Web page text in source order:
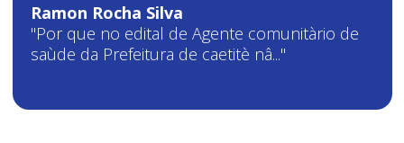
Ramon Rocha Silva
"Por que no edital de Agente comunitàrio de
saùde da Prefeitura de caetitè nâ..."